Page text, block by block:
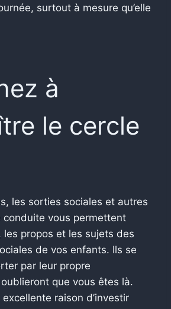
surtout à mesure qu’elle
à
le cercle
les sorties sociales et autres
vous permettent
les propos et les sujets des
de vos enfants. Ils se
par leur propre
que vous êtes là.
excellente raison d’investir